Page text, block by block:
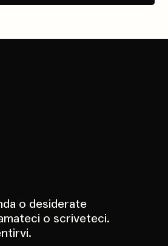
o desiderate
o scriveteci.